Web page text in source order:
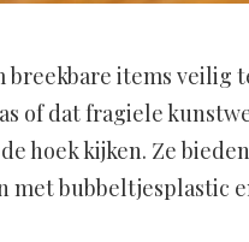
items veilig
of dat fragiele
hoek kijken. Ze
met bubbeltjesplastic